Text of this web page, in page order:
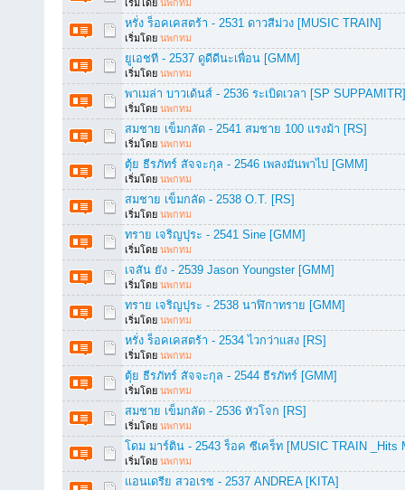
เริ่มโดย นพกทม
หรั่ง ร็อคเคสตร้า - 2531 ดาวสีม่วง [MUSIC TRAIN]
เริ่มโดย นพกทม
ยูเอชที - 2537 ดูดีดีนะเพื่อน [GMM]
เริ่มโดย นพกทม
พาเมล่า บาวเด้นส์ - 2536 ระเบิดเวลา [SP SUPPAMITR]
เริ่มโดย นพกทม
สมชาย เข็มกลัด - 2541 สมชาย 100 แรงม้า [RS]
เริ่มโดย นพกทม
ตุ้ย ธีรภัทร์ สัจจะกุล - 2546 เพลงมันพาไป [GMM]
เริ่มโดย นพกทม
สมชาย เข็มกลัด - 2538 O.T. [RS]
เริ่มโดย นพกทม
ทราย เจริญปุระ - 2541 Sine [GMM]
เริ่มโดย นพกทม
เจสัน ยัง - 2539 Jason Youngster [GMM]
เริ่มโดย นพกทม
ทราย เจริญปุระ - 2538 นาฬิกาทราย [GMM]
เริ่มโดย นพกทม
หรั่ง ร็อคเคสตร้า - 2534 ไวกว่าแสง [RS]
เริ่มโดย นพกทม
ตุ้ย ธีรภัทร์ สัจจะกุล - 2544 ธีรภัทร์ [GMM]
เริ่มโดย นพกทม
สมชาย เข็มกลัด - 2536 หัวโจก [RS]
เริ่มโดย นพกทม
โดม มาร์ติน - 2543 ร็อค ซีเคร็ท [MUSIC TRAIN _Hits
เริ่มโดย นพกทม
แอนเดรีย สวอเรซ - 2537 ANDREA [KITA]